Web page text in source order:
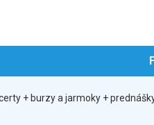
+ burzy a jarmoky +